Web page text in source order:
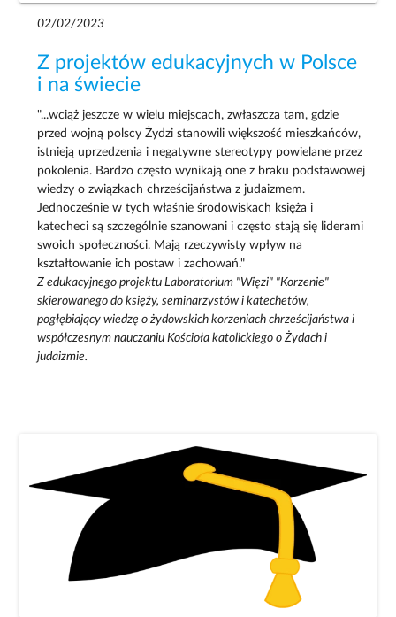
02/02/2023
Z projektów edukacyjnych w Polsce
i na świecie
"...wciąż jeszcze w wielu miejscach, zwłaszcza tam, gdzie
przed wojną polscy Żydzi stanowili większość mieszkańców,
istnieją uprzedzenia i negatywne stereotypy powielane przez
pokolenia. Bardzo często wynikają one z braku podstawowej
wiedzy o związkach chrześcijaństwa z judaizmem.
Jednocześnie w tych właśnie środowiskach księża i
katecheci są szczególnie szanowani i często stają się liderami
swoich społeczności. Mają rzeczywisty wpływ na
kształtowanie ich postaw i zachowań."
Z edukacyjnego projektu Laboratorium "Więzi" "Korzenie"
skierowanego do księży, seminarzystów i katechetów,
pogłębiający wiedzę o żydowskich korzeniach chrześcijaństwa i
współczesnym nauczaniu Kościoła katolickiego o Żydach i
judaizmie.